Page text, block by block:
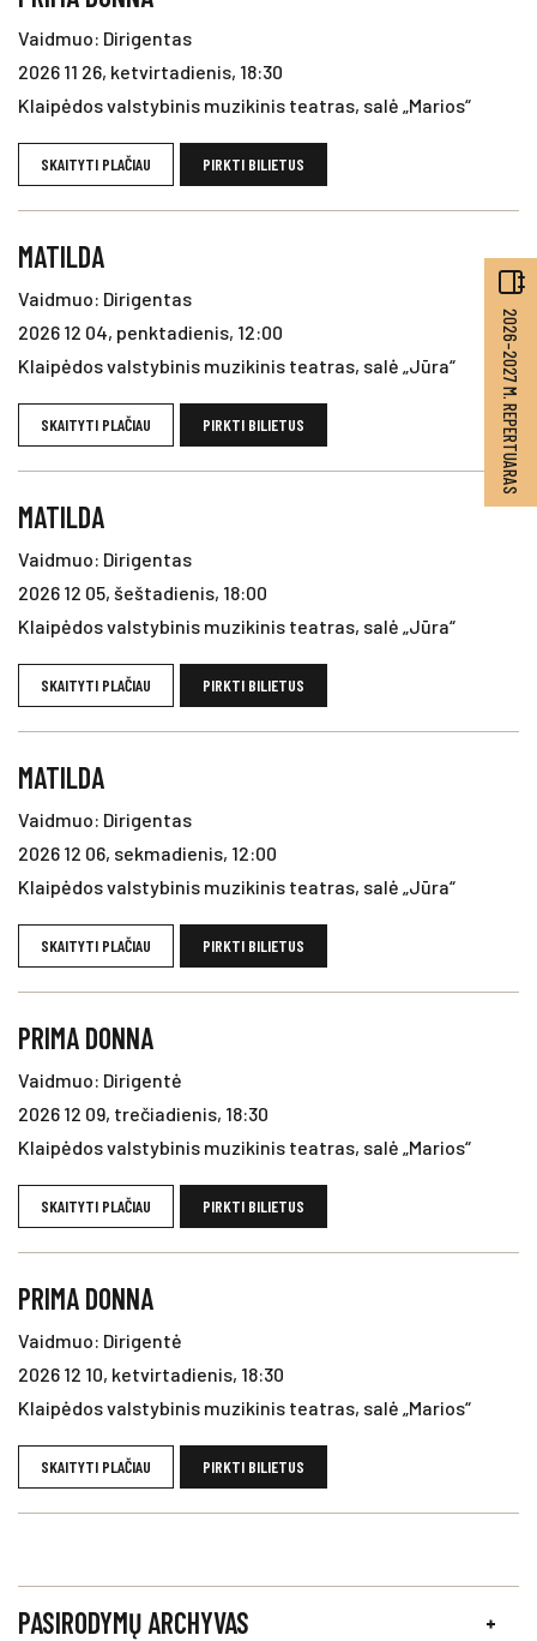
Vaidmuo: Dirigentas
2026 11 26, ketvirtadienis, 18:30
Klaipėdos valstybinis muzikinis teatras, salė „Marios“
SKAITYTI PLAČIAU PIRKTI BILIETUS
MATILDA
Vaidmuo: Dirigentas
2026 12 04, penktadienis, 12:00
Klaipėdos valstybinis muzikinis teatras, salė „Jūra“
SKAITYTI PLAČIAU PIRKTI BILIETUS
MATILDA
Vaidmuo: Dirigentas
2026 12 05, šeštadienis, 18:00
Klaipėdos valstybinis muzikinis teatras, salė „Jūra“
SKAITYTI PLAČIAU PIRKTI BILIETUS
MATILDA
Vaidmuo: Dirigentas
2026 12 06, sekmadienis, 12:00
Klaipėdos valstybinis muzikinis teatras, salė „Jūra“
SKAITYTI PLAČIAU PIRKTI BILIETUS
PRIMA DONNA
Vaidmuo: Dirigentė
2026 12 09, trečiadienis, 18:30
Klaipėdos valstybinis muzikinis teatras, salė „Marios“
SKAITYTI PLAČIAU PIRKTI BILIETUS
PRIMA DONNA
Vaidmuo: Dirigentė
2026 12 10, ketvirtadienis, 18:30
Klaipėdos valstybinis muzikinis teatras, salė „Marios“
SKAITYTI PLAČIAU PIRKTI BILIETUS
PASIRODYMŲ ARCHYVAS
2026–2027 M. REPERTUARAS